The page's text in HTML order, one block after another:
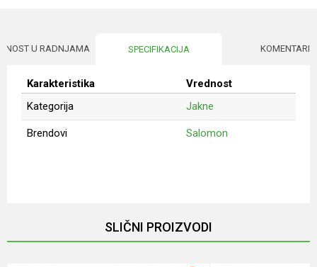
U RADNJAMA SPECIFIKACIJA KOMENTARI
Karakteristika
Vrednost
Kategorija
Jakne
Brendovi Salomon
SLIČNI PROIZVODI